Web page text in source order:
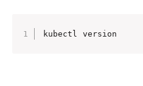
kubectl version